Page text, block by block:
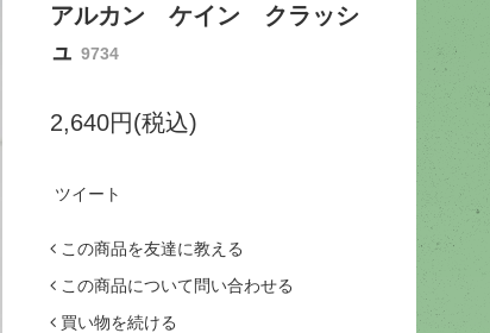
アルカン ケイン クラッシ
ュ 9734
2,640円(税込)
ツイート
この商品を友達に教える
この商品について問い合わせる
買い物を続ける